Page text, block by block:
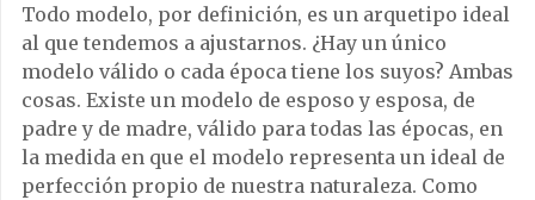
Todo modelo, por definición, es un arquetipo ideal
al que tendemos a ajustarnos. ¿Hay un único
modelo válido o cada época tiene los suyos? Ambas
cosas. Existe un modelo de esposo y esposa, de
padre y de madre, válido para todas las épocas, en
la medida en que el modelo representa un ideal de
perfección propio de nuestra naturaleza. Como